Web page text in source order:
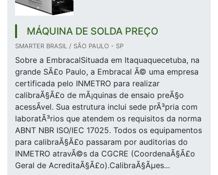
MÁQUINA DE SOLDA PREÇO
SMARTER BRASIL / SÃO PAULO - SP
Sobre a EmbracalSituada em Itaquaquecetuba, na
grande SÃ£o Paulo, a Embracal Ã© uma empresa
certificada pelo INMETRO para realizar
calibraÃ§Ã£o de mÃ¡quinas de ensaio preÃ§o
acessÃ­vel. Sua estrutura inclui sede prÃ³pria com
laboratÃ³rios que atendem os requisitos da norma
ABNT NBR ISO/IEC 17025. Todos os equipamentos
para calibraÃ§Ã£o passaram por auditorias do
INMETRO atravÃ©s da CGCRE (CoordenaÃ§Ã£o
Geral de AcreditaÃ§Ã£o).CalibraÃ§Ãµes...